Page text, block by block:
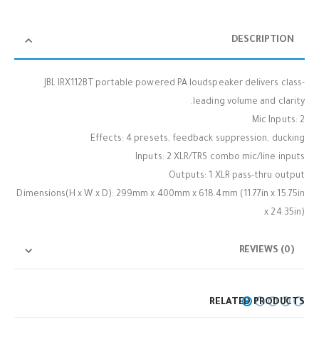
DESCRIPTION
JBL IRX112BT portable powered PA loudspeaker delivers class-
leading volume and clarity.
Mic Inputs: 2
Effects: 4 presets, feedback suppression, ducking
Inputs: 2 XLR/TRS combo mic/line inputs
Outputs: 1 XLR pass-thru output
Dimensions(H x W x D): 299mm x 400mm x 618.4mm (11.77in x 15.75in
x 24.35in)
REVIEWS (0)
RELATED PRODUCTS